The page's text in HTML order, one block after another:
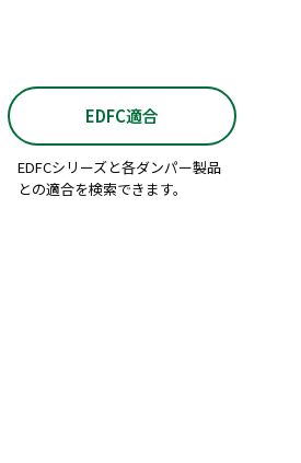
EDFC適合
EDFCシリーズと各ダンパー製品
との適合を検索できます。